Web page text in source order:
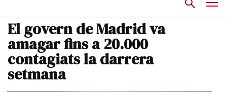
El govern de Madrid va
amagar fins a 20.000
contagiats la darrera
setmana